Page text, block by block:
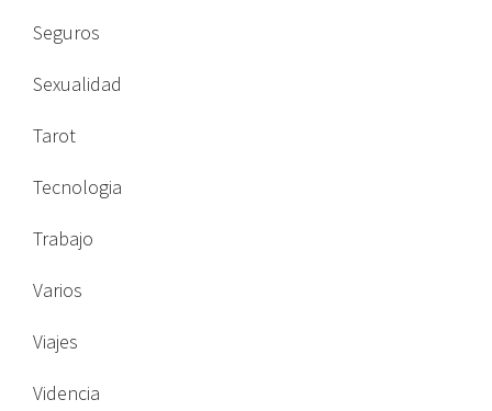
Seguros
Sexualidad
Tarot
Tecnologia
Trabajo
Varios
Viajes
Videncia